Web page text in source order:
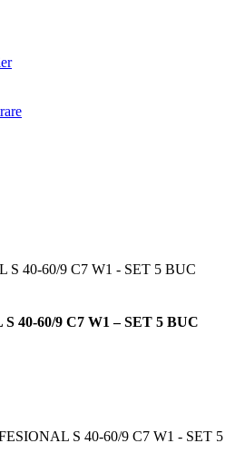
40-60/9 C7 W1 – SET 5 BUC
S 40-60/9 C7 W1 - SET 5